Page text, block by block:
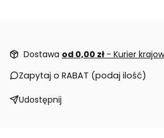
Dostawa od 0,00 zł - Kurier
Zapytaj o RABAT (podaj ilość)
Udostępnij